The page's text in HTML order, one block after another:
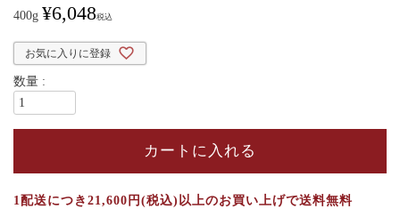
400g ¥6,048税込
お気に入りに登録
カートに入れる
1配送につき21,600円(税込)以上のお買い上げで送料無料